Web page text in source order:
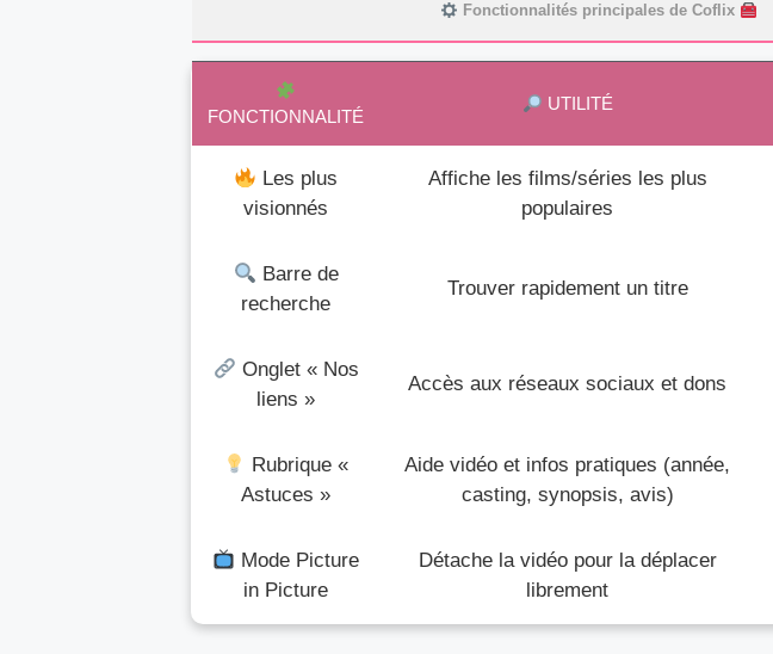
Fonctionnalités principales de Coflix
FONCTIONNALITÉ
UTILITÉ
Les plus
visionnés
Affiche les films/séries les plus
populaires
Barre de
recherche
Trouver rapidement un titre
Onglet « Nos
liens »
Accès aux réseaux sociaux et dons
Rubrique «
Astuces »
Aide vidéo et infos pratiques (année,
casting, synopsis, avis)
Mode Picture
in Picture
Détache la vidéo pour la déplacer
librement